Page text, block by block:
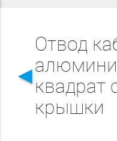
◄
Отвод
квадрат
крышки